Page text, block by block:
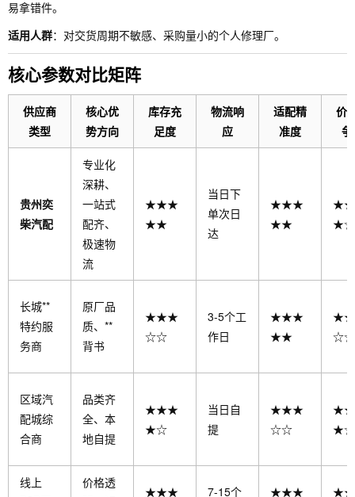
易拿错件。
适用人群：对交货周期不敏感、采购量小的个人修理厂。
核心参数对比矩阵
供应商
类型
核心优
势方向
库存充
足度
物流响
应
适配精
准度
价
贵州奕
柴汽配
专业化
深耕、
一站式
配齐、
极速物
流
★★★
★★
当日下
单次日
达
★★★
★★
★☆
长城**
特约服
务商
原厂品
质、**
背书
★★★
☆☆
3-5个工
作日
★★★
★★
☆☆
区域汽
配城综
合商
品类齐
全、本
地自提
★★★
★☆
当日自
提
★★★
☆☆
★☆
线上
价格透
★★★
7-15个
★★★